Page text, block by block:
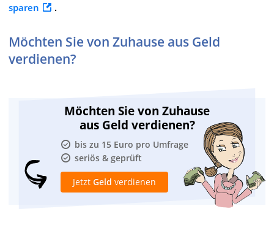
sparen
.
Möchten Sie von Zuhause aus Geld
verdienen?
Möchten Sie von Zuhause
aus Geld verdienen?
bis zu 15 Euro pro Umfrage
seriös & geprüft
Jetzt Geld verdienen